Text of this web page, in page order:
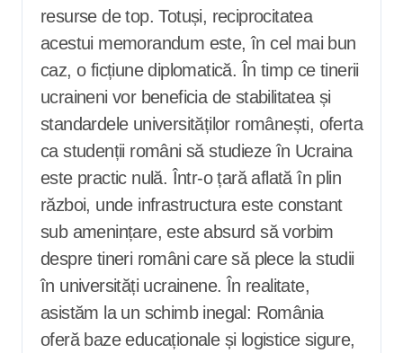
resurse de top. Totuși, reciprocitatea
acestui memorandum este, în cel mai bun
caz, o ficțiune diplomatică. În timp ce tinerii
ucraineni vor beneficia de stabilitatea și
standardele universităților românești, oferta
ca studenții români să studieze în Ucraina
este practic nulă. Într-o țară aflată în plin
război, unde infrastructura este constant
sub amenințare, este absurd să vorbim
despre tineri români care să plece la studii
în universități ucrainene. În realitate,
asistăm la un schimb inegal: România
oferă baze educaționale și logistice sigure,